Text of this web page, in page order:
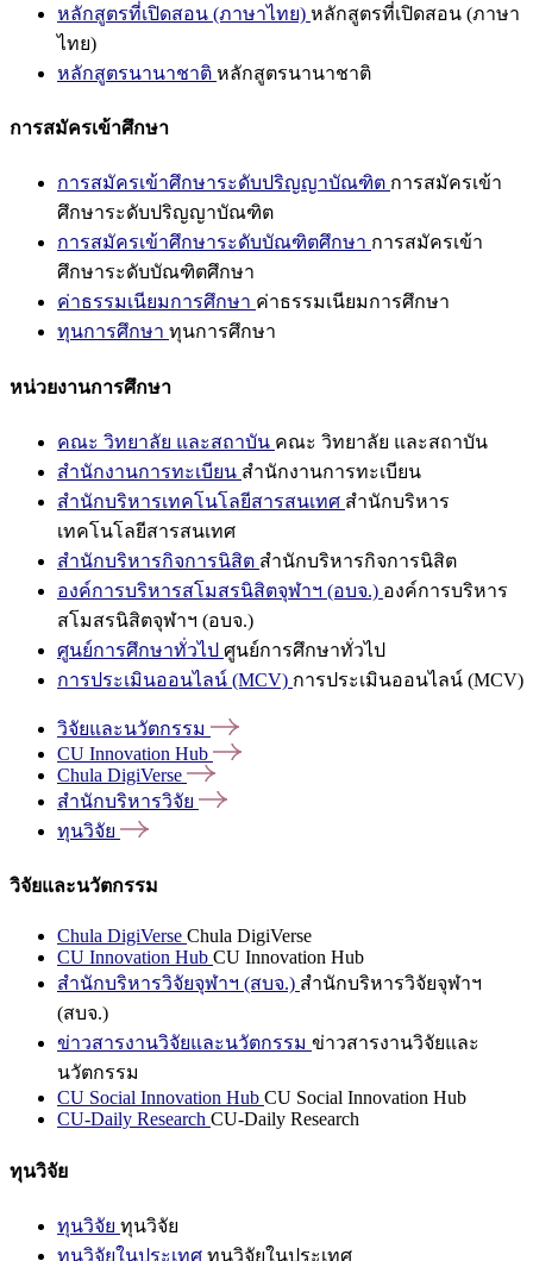
หลักสูตรที่เปิดสอน (ภาษาไทย) หลักสูตรที่เปิดสอน (ภาษา
ไทย)
หลักสูตรนานาชาติ หลักสูตรนานาชาติ
การสมัครเข้าศึกษา
การสมัครเข้าศึกษาระดับปริญญาบัณฑิต การสมัครเข้า
ศึกษาระดับปริญญาบัณฑิต
การสมัครเข้าศึกษาระดับบัณฑิตศึกษา การสมัครเข้า
ศึกษาระดับบัณฑิตศึกษา
ค่าธรรมเนียมการศึกษา ค่าธรรมเนียมการศึกษา
ทุนการศึกษา ทุนการศึกษา
หน่วยงานการศึกษา
คณะ วิทยาลัย และสถาบัน คณะ วิทยาลัย และสถาบัน
สำนักงานการทะเบียน สำนักงานการทะเบียน
สำนักบริหารเทคโนโลยีสารสนเทศ สำนักบริหาร
เทคโนโลยีสารสนเทศ
สำนักบริหารกิจการนิสิต สำนักบริหารกิจการนิสิต
องค์การบริหารสโมสรนิสิตจุฬาฯ (อบจ.) องค์การบริหาร
สโมสรนิสิตจุฬาฯ (อบจ.)
ศูนย์การศึกษาทั่วไป ศูนย์การศึกษาทั่วไป
การประเมินออนไลน์ (MCV) การประเมินออนไลน์ (MCV)
วิจัยและนวัตกรรม
CU Innovation Hub
Chula DigiVerse
สำนักบริหารวิจัย
ทุนวิจัย
วิจัยและนวัตกรรม
Chula DigiVerse Chula DigiVerse
CU Innovation Hub CU Innovation Hub
สำนักบริหารวิจัยจุฬาฯ (สบจ.) สำนักบริหารวิจัยจุฬาฯ
(สบจ.)
ข่าวสารงานวิจัยและนวัตกรรม ข่าวสารงานวิจัยและ
นวัตกรรม
CU Social Innovation Hub CU Social Innovation Hub
CU-Daily Research CU-Daily Research
ทุนวิจัย
ทุนวิจัย ทุนวิจัย
ทุนวิจัยในประเทศ ทุนวิจัยในประเทศ